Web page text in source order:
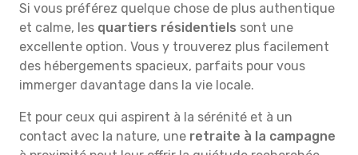
Si vous préférez quelque chose de plus authentique
et calme, les quartiers résidentiels sont une
excellente option. Vous y trouverez plus facilement
des hébergements spacieux, parfaits pour vous
immerger davantage dans la vie locale.
Et pour ceux qui aspirent à la sérénité et à un
contact avec la nature, une retraite à la campagne